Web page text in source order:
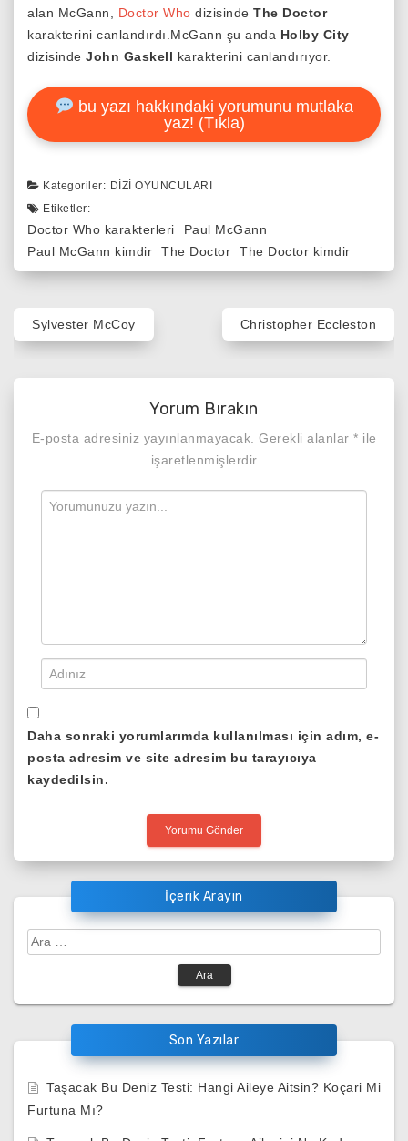
alan McGann, Doctor Who dizisinde The Doctor
karakterini canlandırdı.McGann şu anda Holby City
dizisinde John Gaskell karakterini canlandırıyor.
bu yazı hakkındaki yorumunu mutlaka
yaz! (Tıkla)
Kategoriler: DIZI OYUNCULARI
Etiketler:
Doctor Who karakterleri
Paul McGann
Paul McGann kimdir
The Doctor The Doctor kimdir
Yazı
gezinmesi
Sylvester McCoy Christopher Eccleston
Yorum Bırakın
E-posta adresiniz yayınlanmayacak. Gerekli alanlar * ile
işaretlenmişlerdir
Daha sonraki yorumlarımda kullanılması için adım, e-
posta adresim ve site adresim bu tarayıcıya
kaydedilsin.
İçerik Arayın
Arama:
Son Yazılar
Taşacak Bu Deniz Testi: Hangi Aileye Aitsin? Koçari Mi
Furtuna Mı?